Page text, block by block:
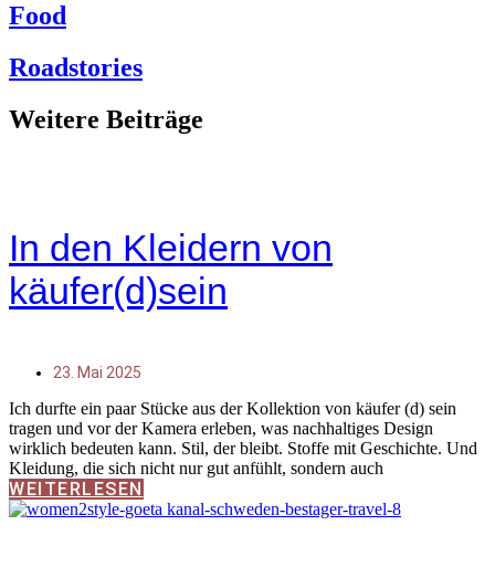
Food
Roadstories
Weitere Beiträge
In den Kleidern von
käufer(d)sein
23. Mai 2025
Ich durfte ein paar Stücke aus der Kollektion von käufer (d) sein
tragen und vor der Kamera erleben, was nachhaltiges Design
wirklich bedeuten kann. Stil, der bleibt. Stoffe mit Geschichte. Und
Kleidung, die sich nicht nur gut anfühlt, sondern auch
WEITERLESEN